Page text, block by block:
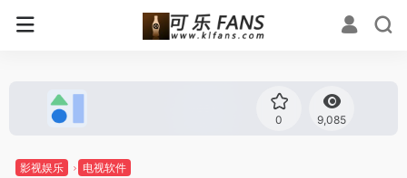
0 9,085
影视娱乐 电视软件